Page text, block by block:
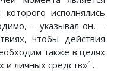
исполнялись
указывал он,—
чтобы действия
также в целях
и личных средств»4.